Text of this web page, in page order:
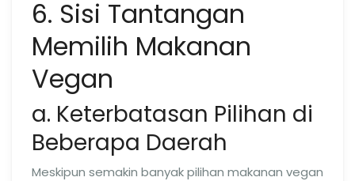
6. Sisi Tantangan
Memilih Makanan
Vegan
a. Keterbatasan Pilihan di
Beberapa Daerah
Meskipun semakin banyak pilihan makanan vegan